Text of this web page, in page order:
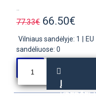
..
77.33€ 66.50€
Vilniaus sandėlyje: 1
EU
sandėliuose: 0
Į
KREPŠELĮ